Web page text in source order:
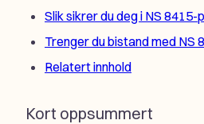
Slik sikrer du deg i NS
Trenger du bistand med NS
Relatert innhold
Kort oppsummert